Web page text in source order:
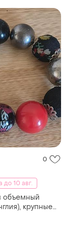
0
до 10 авг.
объемный
крупные